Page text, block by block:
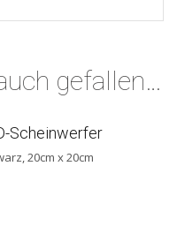
gefallen…
Scheinwerfer
20cm x 20cm